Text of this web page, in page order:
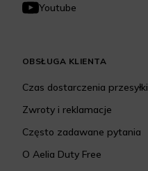
Youtube
OBSŁUGA KLIENTA
Czas dostarczenia przesyłki
Zwroty i reklamacje
Często zadawane pytania
O Aelia Duty Free